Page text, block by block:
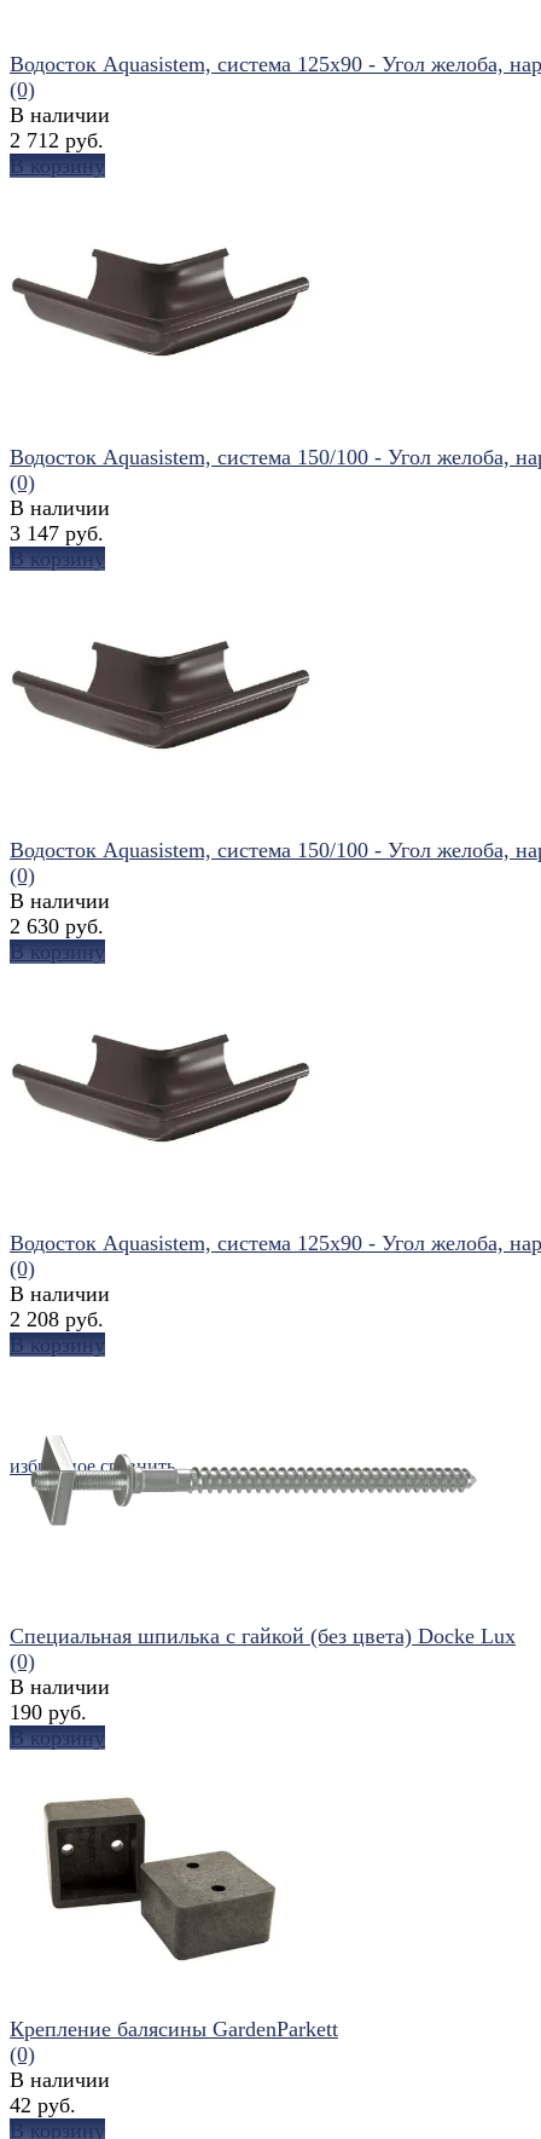
избранное
Водосток Aquasistem, система 125x90 - Угол желоба,
(0)
В наличии
2 712 руб.
В корзину
избранное
Водосток Aquasistem, система 150/100 - Угол желоба,
(0)
В наличии
3 147 руб.
В корзину
избранное
Водосток Aquasistem, система 150/100 - Угол желоба,
(0)
В наличии
2 630 руб.
В корзину
избранное сравнить
Водосток Aquasistem, система 125x90 - Угол желоба,
(0)
В наличии
2 208 руб.
В корзину
избранное сравнить
Специальная шпилька с гайкой (без цвета) Docke Lux
(0)
В наличии
190 руб.
В корзину
Крепление балясины GardenParkett
(0)
В наличии
42 руб.
В корзину